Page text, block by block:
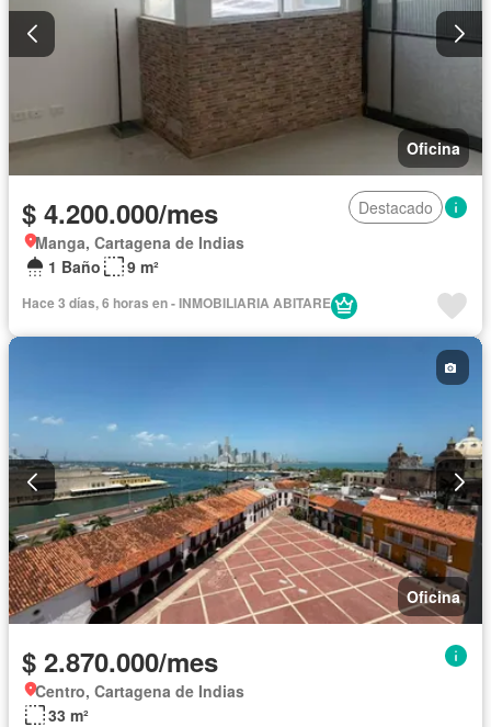
Oficina
$ 4.200.000/mes
Destacado
Manga, Cartagena de Indias
1 Baño
9 m²
Hace 3 días, 6 horas en - INMOBILIARIA ABITARE
Oficina
$ 2.870.000/mes
Centro, Cartagena de Indias
33 m²